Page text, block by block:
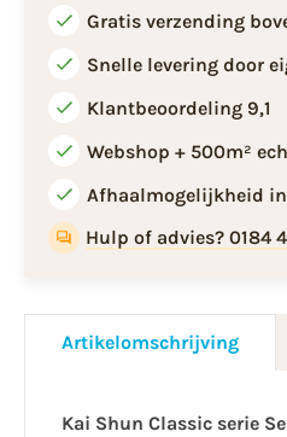
Gratis verzending
Snelle levering door
Klantbeoordeling 9,1
Webshop + 500m²
Afhaalmogelijkheid
Hulp of advies? 0184
Artikelomschrijving
Kai Shun Classic serie